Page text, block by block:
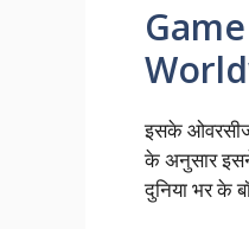
इसके ओवरसीज
के अनुसार
दुनिया भर के